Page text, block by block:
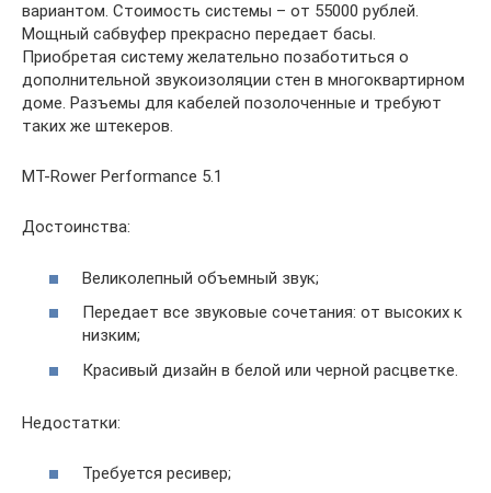
вариантом. Стоимость системы – от 55000 рублей.
Мощный сабвуфер прекрасно передает басы.
Приобретая систему желательно позаботиться о
дополнительной звукоизоляции стен в многоквартирном
доме. Разъемы для кабелей позолоченные и требуют
таких же штекеров.
MT-Rower Performance 5.1
Достоинства:
Великолепный объемный звук;
Передает все звуковые сочетания: от высоких к
низким;
Красивый дизайн в белой или черной расцветке.
Недостатки:
Требуется ресивер;